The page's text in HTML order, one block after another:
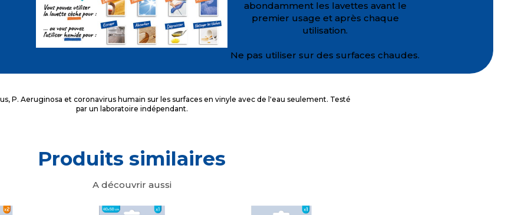
abondamment les lavettes avant le
premier usage et après chaque
utilisation.
Ne pas utiliser sur des surfaces chaudes.
P. Aeruginosa et coronavirus humain sur les surfaces en vinyle avec de l'eau seulement. Testé
par un laboratoire indépendant.
Produits similaires
A découvrir aussi